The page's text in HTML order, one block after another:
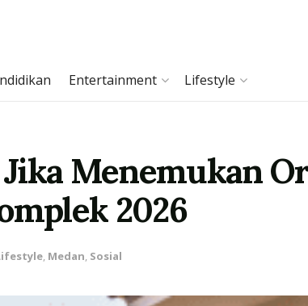
Entertainment Lifestyle
Menemukan
2026
, Medan, Sosial